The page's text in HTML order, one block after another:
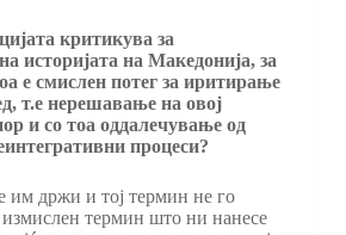
критикува за
историјата на Македонија, за
е смислен потег за иритирање
т.е нерешавање на овој
и со тоа оддалечување од
процеси?
им држи и тој термин не го
термин што ни нанесе